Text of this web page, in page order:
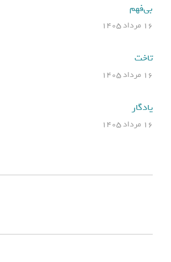
بی‌فهم
۱۶ مرداد ۱۴۰۵
تاخت
۱۶ مرداد ۱۴۰۵
یادگار
۱۶ مرداد ۱۴۰۵